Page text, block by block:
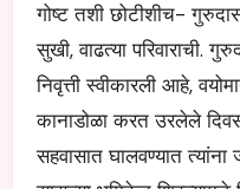
गोष्ट तशी छोटीशीच-
सुखी, वाढत्या परिवाराची.
निवृत्ती स्वीकारली आहे,
कानाडोळा करत उरलेले
सहवासात घालवण्यात